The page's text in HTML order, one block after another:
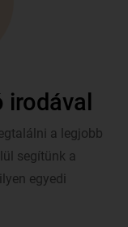
a legjobb
segítünk a
egyedi